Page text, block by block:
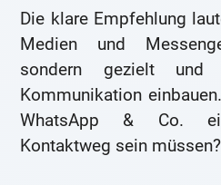
Die klare Empfehlung
Medien und
sondern gezielt
Kommunikation
WhatsApp & Co.
Kontaktweg sein müssen?